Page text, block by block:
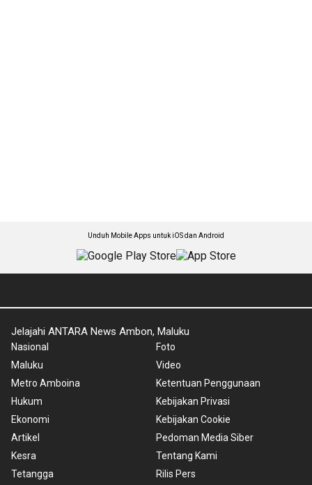
Unduh Mobile Apps untuk iOS dan Android
Jelajahi ANTARA News Ambon, Maluku
Nasional
Maluku
Metro Amboina
Hukum
Ekonomi
Artikel
Kesra
Tetangga
Foto
Video
Ketentuan Penggunaan
Kebijakan Privasi
Kebijakan Cookie
Pedoman Media Siber
Tentang Kami
Rilis Pers